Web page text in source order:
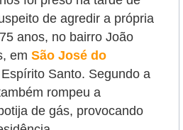
de agredir a própria
anos, no bairro João
em São José do
Santo. Segundo a
rompeu a
de gás, provocando